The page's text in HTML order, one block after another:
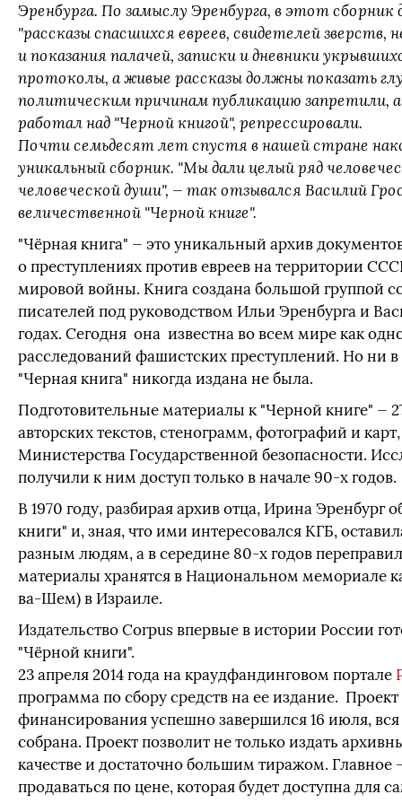
Эренбурга. По замыслу Эренбурга, в этот
"рассказы спасшихся евреев, свидетелей зверств,
и показания палачей, записки и дневники
протоколы, а живые рассказы должны показать
политическим причинам публикацию запретили,
работал над "Черной книгой", репрессировали.
Почти семьдесят лет спустя в нашей стране
уникальный сборник. "Мы дали целый ряд
человеческой души", — так отзывался Василий
величественной "Черной книге".
"Чёрная книга" — это уникальный архив
о преступлениях против евреев на территории
мировой войны. Книга создана большой группой
писателей под руководством Ильи Эренбурга и
годах. Сегодня она известна во всем мире как
расследований фашистских преступлений. Но ни
"Черная книга" никогда издана не была.
Подготовительные материалы к "Черной книге" —
авторских текстов, стенограмм, фотографий и
Министерства Государственной безопасности.
получили к ним доступ только в начале 90-х годов.
В 1970 году, разбирая архив отца, Ирина Эренбург
книги" и, зная, что ими интересовался КГБ,
разным людям, а в середине 80-х годов
материалы хранятся в Национальном мемориале
ва-Шем) в Израиле.
Издательство Corpus впервые в истории России
"Чёрной книги".
23 апреля 2014 года на краудфандинговом портале
программа по сбору средств на ее издание.
финансирования успешно завершился 16 июля,
собрана. Проект позволит не только издать
качестве и достаточно большим тиражом. Главное
продаваться по цене, которая будет доступна для